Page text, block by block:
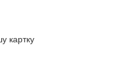
картку